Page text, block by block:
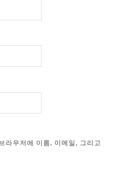
라우저에 이름, 이메일, 그리고